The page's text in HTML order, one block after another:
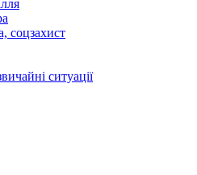
соцзахист
ситуації